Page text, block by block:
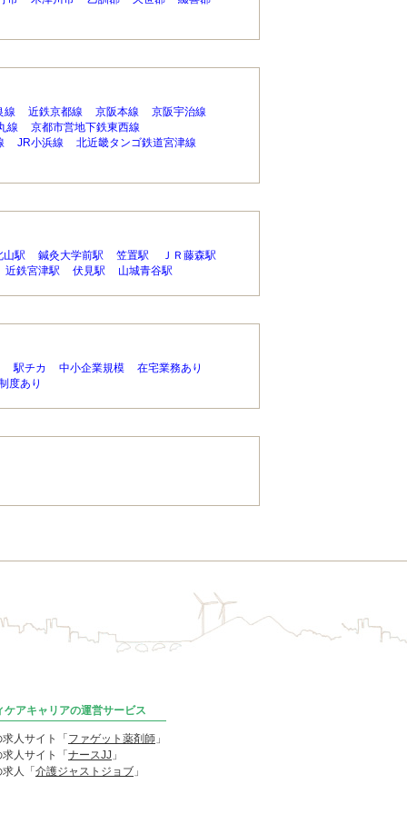
線 近鉄京都線 京阪本線
京阪宇治線
線
京都市営地下鉄東西線
JR小浜線 北近畿タンゴ鉄道宮津線
山駅 鍼灸大学前駅 笠置駅
ＪＲ藤森駅
近鉄宮津駅
伏見駅 山城青谷駅
駅チカ 中小企業規模
在宅業務あり
度あり
ケアキャリアの運営サービス
人サイト「 ファゲット薬剤師 」
人サイト「 ナースJJ 」
人「 介護ジャストジョブ 」